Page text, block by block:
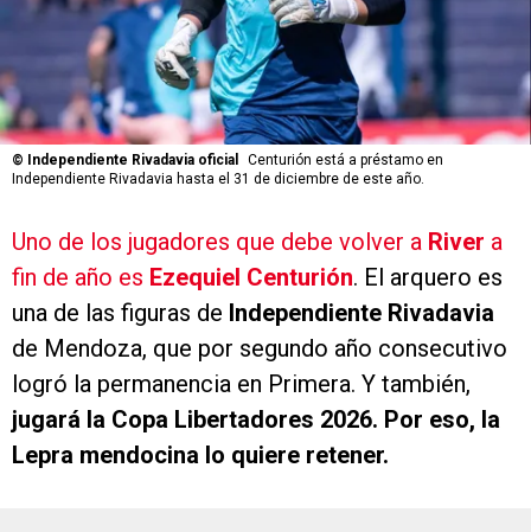
© Independiente Rivadavia oficial
Centurión está a préstamo en
Independiente Rivadavia hasta el 31 de diciembre de este año.
Uno de los jugadores que debe volver a River a
fin de año es Ezequiel Centurión. El arquero es
una de las figuras de Independiente Rivadavia
de Mendoza, que por segundo año consecutivo
logró la permanencia en Primera. Y también,
jugará la Copa Libertadores 2026. Por eso, la
Lepra mendocina lo quiere retener.